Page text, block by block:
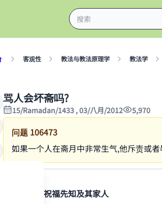
客观性 教法与教法原理学 教法学
骂人会坏斋吗?
15/Ramadan/1433 , 03/八月/2012 5,970
问题 106473
如果一个人在斋月中非常生气,他斥责或
感谢真主，祝福先知及其家人